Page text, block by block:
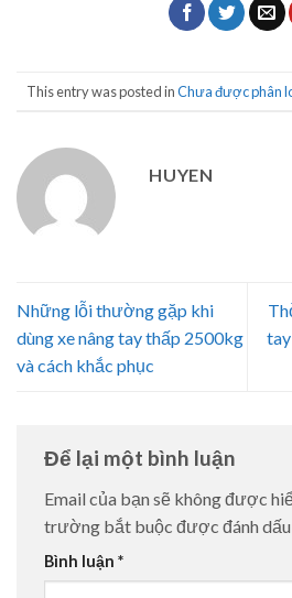
This entry was posted inChưa được phân
HUYEN
Những lỗi thường gặp khi
dùng xe nâng tay thấp 2500kg
và cách khắc phục
Để lại một bình luận
Email của bạn sẽ không được
trường bắt buộc được đánh dấu
Bình luận *